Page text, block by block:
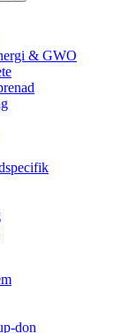
& GWO
don